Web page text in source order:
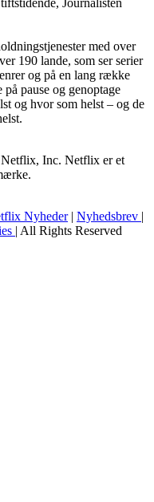
med over
190 lande, som ser serier
og på en lang række
pause og genoptage
og hvor som helst – og de
Netflix, Inc. Netflix er et
Nyheder| Nyhedsbrev |
| All Rights Reserved